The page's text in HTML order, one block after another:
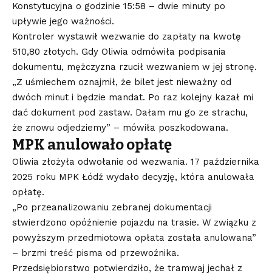
Konstytucyjna o godzinie 15:58 – dwie minuty po
upływie jego ważności.
Kontroler wystawił wezwanie do zapłaty na kwotę
510,80 złotych. Gdy Oliwia odmówiła podpisania
dokumentu, mężczyzna rzucił wezwaniem w jej stronę.
„Z uśmiechem oznajmił, że bilet jest nieważny od
dwóch minut i będzie mandat. Po raz kolejny kazał mi
dać dokument pod zastaw. Dałam mu go ze strachu,
że znowu odjedziemy” – mówiła poszkodowana.
MPK anulowało opłatę
Oliwia złożyła odwołanie od wezwania. 17 października
2025 roku MPK Łódź wydało decyzję, która anulowała
opłatę.
„Po przeanalizowaniu zebranej dokumentacji
stwierdzono opóźnienie pojazdu na trasie. W związku z
powyższym przedmiotowa opłata została anulowana”
– brzmi treść pisma od przewoźnika.
Przedsiębiorstwo potwierdziło, że tramwaj jechał z